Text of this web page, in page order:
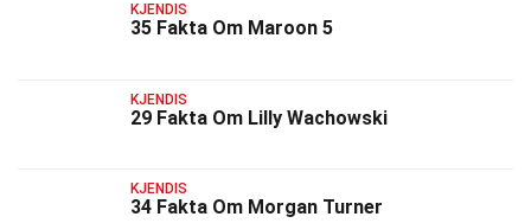
KJENDIS
35 Fakta Om Maroon 5
KJENDIS
29 Fakta Om Lilly Wachowski
KJENDIS
34 Fakta Om Morgan Turner